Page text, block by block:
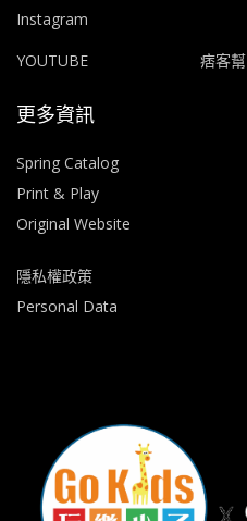
Instagram
YOUTUBE
痞客幫
更多資訊
Spring Catalog
Print & Play
Original Website
隱私權政策
Personal Data